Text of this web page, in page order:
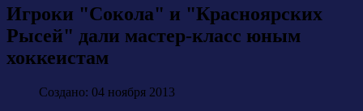
Игроки "Сокола" и "Красноярских
Рысей" дали мастер-класс юным
хоккеистам
Создано: 04 ноября 2013